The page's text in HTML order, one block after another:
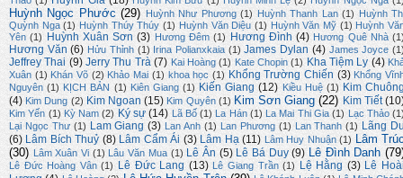
Huỳnh Ngọc Phước (29) Huỳnh Như Phương (1) Huỳnh Thanh Lan (1)
Huỳnh
Quỳnh Nga (1) Huỳnh Thúy Thúy (1) Huỳnh Văn Diệu (1) Huỳnh Văn Mỹ (1) Huỳnh
Yên (1) Huỳnh Xuân Sơn (3) Hương Đêm (1) Hương Đình (4) Hương Quê Nhà
Hương Văn (6) Hửu Thỉnh (1) Irina Polianxkaia (1) James Dylan (4) James Joyce
Jeffrey Thai (9) Jerry Thu Trà (7) Kai Hoàng (1) Kate Chopin (1) Kha Tiệm Ly (4)
Xuân (1) Khán Võ (2) Khảo Mai (1) khoa học (1) Khổng Trường Chiến (3) Khổng
Nguyên (1) KỊCH BẢN (1) Kiên Giang (1) Kiến Giang (12) Kiều Huệ (1) Kim
(4) Kim Dung (2) Kim Ngoan (15) Kim Quyên (1) Kim Sơn Giang (22) Kim Tiết
Kim Yến (1) Kỳ Nam (2) Ký sự (14) Lã Bố (1) La Hán (1) La Mai Thi Gia (1) Lạc Thảo
Lại Ngọc Thư (1) Lam Giang (3) Lan Anh (1) Lan Phương (1) Lan Thanh (1) Lãng
(6) Lâm Bích Thuỷ (8) Lâm Cẩm Ái (3) Lâm Hạ (11) Lâm Huy Nhuận (1) Lâm
(30) Lâm Xuân Vi (1) Lâu Văn Mua (1) Lê Ân (5) Lê Bá Duy (9) Lê Đình Danh
Lê Đức Hoàng Vân (1) Lê Đức Lang (13) Lê Giang Trần (1) Lệ Hằng (3) Lê